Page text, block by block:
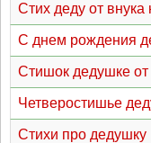
Стих деду от
С днем рождения
Стишок дедушке от
Четверостишье
Стихи про дедушку